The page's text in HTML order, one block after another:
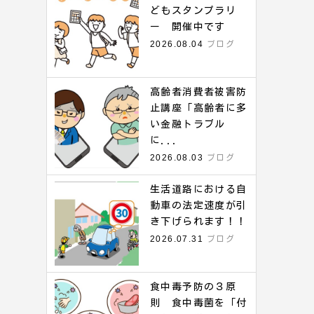
どもスタンプラリ
ー 開催中です
2026.08.04 ブログ
高齢者消費者被害防
止講座「高齢者に多
い金融トラブル
に...
2026.08.03 ブログ
生活道路における自
動車の法定速度が引
き下げられます！！
2026.07.31
ブログ
食中毒予防の３原
則 食中毒菌を「付